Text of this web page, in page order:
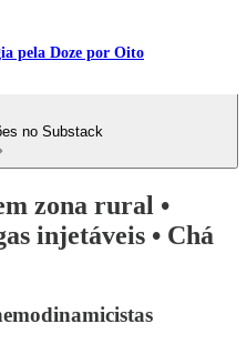
pela Doze por Oito
no Substack
zona rural •
injetáveis • Chá